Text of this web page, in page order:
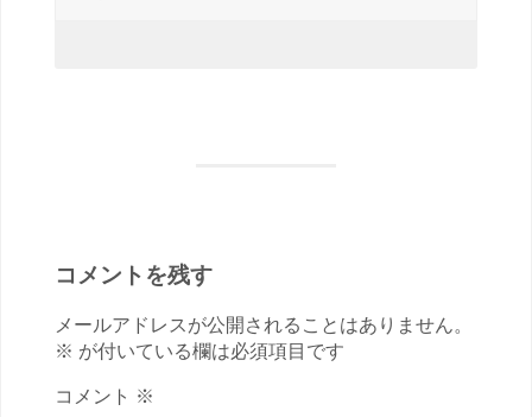
コメントを残す
メールアドレスが公開されることはありません。
※ が付いている欄は必須項目です
コメント ※